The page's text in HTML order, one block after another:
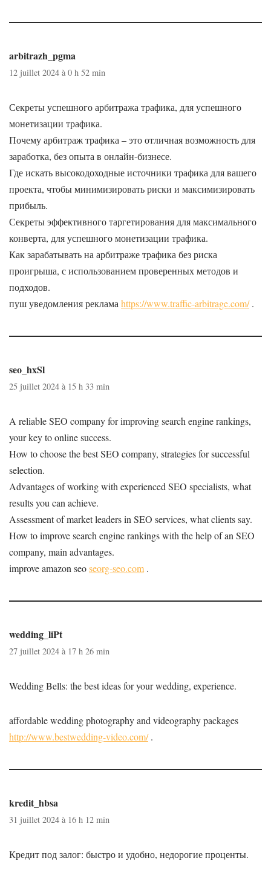
arbitrazh_pgma
12 juillet 2024 à 0 h 52 min
Секреты успешного арбитража трафика, для успешного
монетизации трафика.
Почему арбитраж трафика – это отличная возможность для
заработка, без опыта в онлайн-бизнесе.
Где искать высокодоходные источники трафика для вашего
проекта, чтобы минимизировать риски и максимизировать
прибыль.
Секреты эффективного таргетирования для максимального
конверта, для успешного монетизации трафика.
Как зарабатывать на арбитраже трафика без риска
проигрыша, с использованием проверенных методов и
подходов.
пуш уведомления рекламаhttps://www.traffic-arbitrage.com/.
seo_hxSl
25 juillet 2024 à 15 h 33 min
A reliable SEO company for improving search engine rankings,
your key to online success.
How to choose the best SEO company, strategies for successful
selection.
Advantages of working with experienced SEO specialists, what
results you can achieve.
Assessment of market leaders in SEO services, what clients say.
How to improve search engine rankings with the help of an SEO
company, main advantages.
improve amazon seoseorg-seo.com .
wedding_liPt
27 juillet 2024 à 17 h 26 min
Wedding Bells: the best ideas for your wedding, experience.
affordable wedding photography and videography packages
http://www.bestwedding-video.com/.
kredit_hbsa
31 juillet 2024 à 16 h 12 min
Кредит под залог: быстро и удобно, недорогие проценты.